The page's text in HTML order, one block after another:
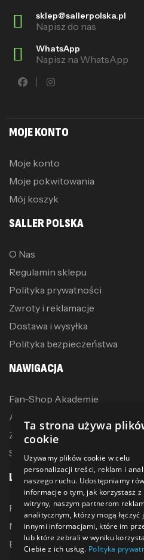
sklep@sallerpolska.pl
Napisz do nas
WhatsApp
Napisz na WhatsApp
MOJE KONTO
Moje konto
Moje pokwitowania
Mój koszyk
SALLER POLSKA
O Nas
Regulamin sklepu
Polityka prywatności
Zwroty i reklamacje
Dostawa i wysyłka
Polityka bezpieczeństwa
NAWIGACJA
Fan-Shop Akademie
Akcesoria treningowe
Zostań dystrybutorem
Sublimacja
LINKI
Promocje
Nowe produkty
Bestsellery
Ta strona używa
cookie
Używamy plików cookie w celu
personalizacji treści, reklam i
naszego ruchu. Udostępniamy
informacje o tym, jak korzystasz z
witryny, naszym partnerom
analitycznym, którzy mogą łączyć
innymi informacjami, które im
lub które zebrali w wyniku
Ciebie z ich usług. Polityka